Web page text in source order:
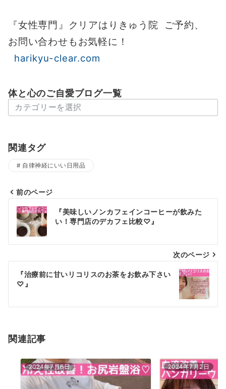
『女性専門』クリアはりきゅう院 ご予約、
お問い合わせもお気軽に！
harikyu-clear.com
体と心のご自愛ブログ一覧
体
と
の
ご
自
ブ
覧
関連タグ
自律神経にいい日用品
投
稿
ナ
ビ
シ
ン
前のページ
『美味しいノンカフェインコーヒーが飲みた
い！専門店のデカフェ比較♡』
次のページ
『治療前に甘いリコリスのお茶をお飲み下さい
♡』
関連記事
2024年7月6日 2024年7月2日